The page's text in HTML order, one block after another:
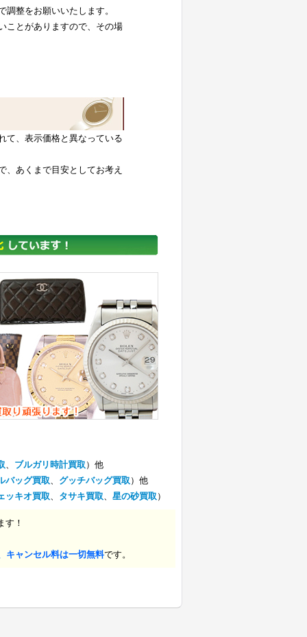
整をお願いいたします。
ことがありますので、その場
て、表示価格と異なっている
、あくまで目安としてお考え
、 ブルガリ時計買取 ）他
バッグ買取、 グッチバッグ買取 ）他
ッキオ買取、 タサキ買取、 星の砂買取 ）
す！
キャンセル料は一切無料です。